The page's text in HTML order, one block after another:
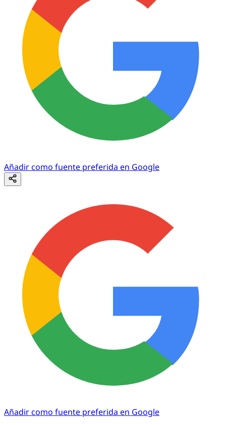
Añadir como fuente preferida en Google
Añadir como fuente preferida en Google